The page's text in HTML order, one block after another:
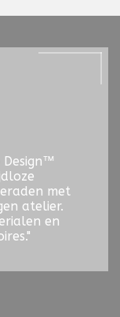
Design™
met
atelier.
en